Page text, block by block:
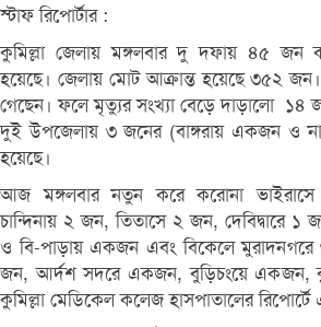
স্টাফ রিপোর্টার :
কুমিল্লা জেলায় মঙ্গলবার দু দফায় ৪৫ জন
হয়েছে। জেলায় মোট আক্রান্ত হয়েছে ৩৫২
গেছেন। ফলে মৃত্যুর সংখ্যা বেড়ে দাড়ালো ১৪
দুই উপজেলায় ৩ জনের (বাঙ্গরায় একজন ও
হয়েছে।
আজ মঙ্গলবার নতুন করে করোনা ভাইরাসে
চান্দিনায় ২ জন, তিতাসে ২ জন, দেবিদ্বারে
ও বি-পাড়ায় একজন এবং বিকেলে
জন, আর্দশ সদরে একজন, বুড়িচংয়ে একজন,
কুমিল্লা মেডিকেল কলেজ হাসপাতালের